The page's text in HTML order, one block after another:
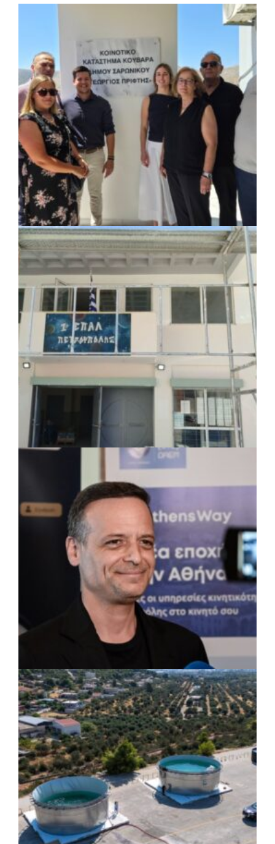
ΚΟΙΝΩΝΙΑ | 07/08/2026 · 18:01
Το Δημοτικό Κατάστημα Κουβαρά φέρει
πλέον το όνομα «Γεώργιος Πρίφτης»
ΤΟΠΙΚΗ ΑΥΤΟΔΙΟΙΚΗΣΗ 07/08/2026 · 17:45
Δήμος Πετρούπολης: Εργασίες
συντήρησης σε σχολεία και αθλητικές
εγκαταστάσεις
ΡΕΠΟΡΤΑΖ | 07/08/2026 · 17:27
Ο Δούκας για έργα, καθαριότητα και τη
μάχη των επόμενων εκλογών: «Η καλύτερη
μου να κατέβει ο Μπακογιάννης»